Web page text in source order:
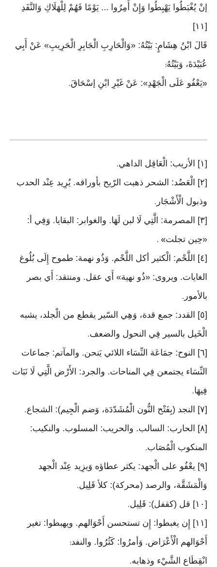
إنْ يُغْبَطُوا يَهْبِطُوا وَإِنْ أُمِرُوا ... يَوْمًا فَهُمْ لِلْهَلَاكِ وَالنَّفَدِ
[١١]
قَالَ ابْنُ هِشَامٍ: بَيْتُهُ: «وَالْحَارِبِ الْجَابِرِ الْحَرِيبِ» عَنْ أَبِي
عُبَيْدَةَ، وَبَيْتُهُ:
«يَعْفُو عَلَى الْجَهْدِ»: عَنْ غَيْرِ ابْنِ إسْحَاقَ.
[١] الأريب: الْعَاقِل الداهي .
[٢] الْعَضُد: الشحر ذهبت الرّيح بأوراقه. يُرِيد عِنْد الحدب
وذبول الْأَشْجَار .
[٣] المصرمة: الَّتِي لَا لبن لَهَا. والغوابر: البقايا. وَفِي أ:
«حِين تجلت» .
[٤] اللَّحْم: الْكثير أكل اللَّحْم. وَذُو نهمة: طموح إِلَى بُلُوغ
الغايات. ويروى: «ذُو نهية» أَي عقل. ومنتقد: أَي بصر
بالأمور .
[٥] القدد: جمع قدة، وَهِي السّير يقطع من الْجلد، يشبه
الْخَيل بالسير فِي النحول والضعف.
[٦] النوح: جمَاعَة النِّسَاء اللائي يَنحن. والمآتم: جماعات
النِّسَاء يجتمعن فِي المناحات. والجرد: الأَرْض الَّتِي لَا نَبَات
فِيهَا.
[٧] النجد (بِفَتْح النُّون الْمُشَدّدَة، وَضم الْجِيم): الشجاع .
[٨] الحارب: السالب. والحريب: المسلوب. والنكيب:
المنكوب الْمُصَاب.
[٩] يعْفُو على الْجهد: يكثر عطاؤه وَيزِيد عِنْد الْجهد
وَالْمَشَقَّة، والرصد (محركة): كلأ قَلِيل.
[١٠] قل (كقفل): قَلِيل .
[١١] إِن يغبطوا: إِن تستحسن أَحْوَالهم. ويهبطوا: تغير
أَحْوَالهم الْأَعْرَاض. وَأمرُوا: كَثُرُوا. والنفد:
انْقِطَاع الشَّيْء وذهابه.